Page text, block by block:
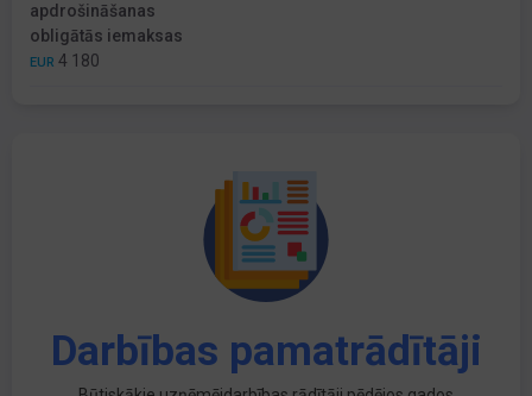
apdrošināšanas
obligātās iemaksas
EUR 4 180
Darbības pamatrādītāji